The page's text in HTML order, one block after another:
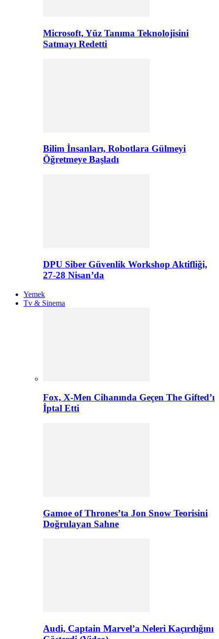
Microsoft, Yüz Tanıma Teknolojisini
Satmayı Redetti
Bilim İnsanları, Robotlara Gülmeyi
Öğretmeye Başladı
DPU Siber Güvenlik Workshop Aktifliği,
27-28 Nisan’da
Yemek
Tv & Sinema
Fox, X-Men Cihanında Geçen The Gifted’ı
İptal Etti
Gamoe of Thrones’ta Jon Snow Teorisini
Doğrulayan Sahne
Audi, Captain Marvel’a Neleri Kaçırdığını